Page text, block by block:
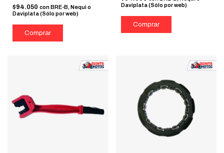
$94.050 conBRE-B, Nequi o
Daviplata (Sólo por web)
Daviplata (Sólo por web)